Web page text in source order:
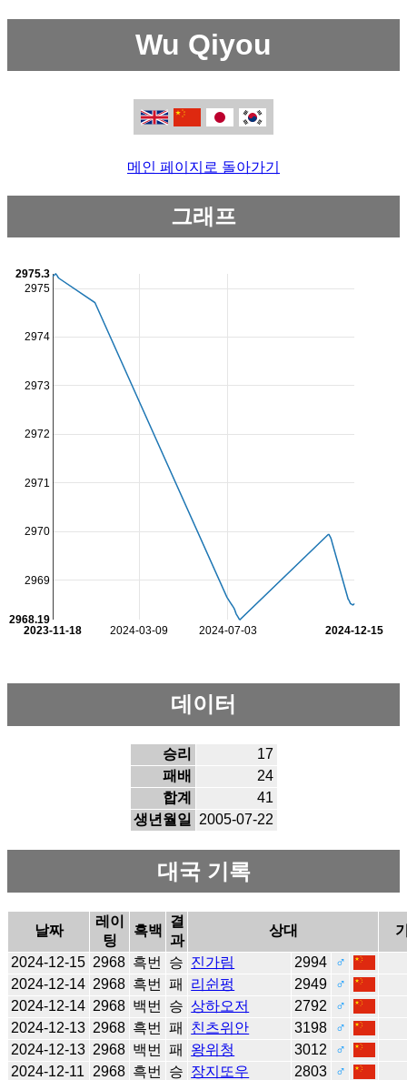
Wu Qiyou
메인 페이지로 돌아가기
그래프
2024-03-09 2024-07-03
2023-11-18 2024-12-15
2969
2970
2971
2972
2973
2974
2975
2968.19
2975.3
데이터
승리
17
패배
24
합계
41
생년월일
2005-07-22
대국 기록
날짜
레이
팅
흑백
결
과
상대
2024-12-15 2968 흑번 승 진가림 2994
♂
2024-12-14 2968 흑번 패 리쉰펑 2949
♂
2024-12-14 2968 백번 승 상하오저 2792
♂
2024-12-13 2968 흑번 패 친츠위안 3198
♂
2024-12-13 2968 백번 패 왕위청 3012
♂
2024-12-11
2968 흑번 승 장지또우 2803
♂